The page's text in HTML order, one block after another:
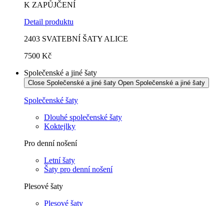
K ZAPŮJČENÍ
Detail produktu
2403 SVATEBNÍ ŠATY ALICE
7500 Kč
Společenské a jiné šaty
Close Společenské a jiné šaty Open Společenské a jiné šaty
Společenské šaty
Dlouhé společenské šaty
Koktejlky
Pro denní nošení
Letní šaty
Šaty pro denní nošení
Plesové šaty
Plesové šaty